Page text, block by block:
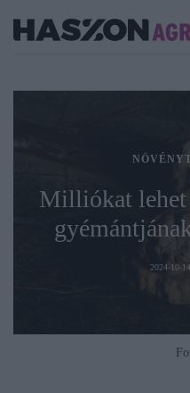
Milliókat lehet
2024-10-14